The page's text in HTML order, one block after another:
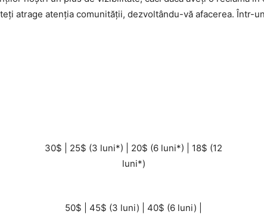
atrage atenţia comunităţii, dezvoltându-vă afacerea. Într-
30$ | 25$ (3 luni*) | 20$ (6 luni*) | 18$ (12
luni*)
50$ | 45$ (3 luni) | 40$ (6 luni) |